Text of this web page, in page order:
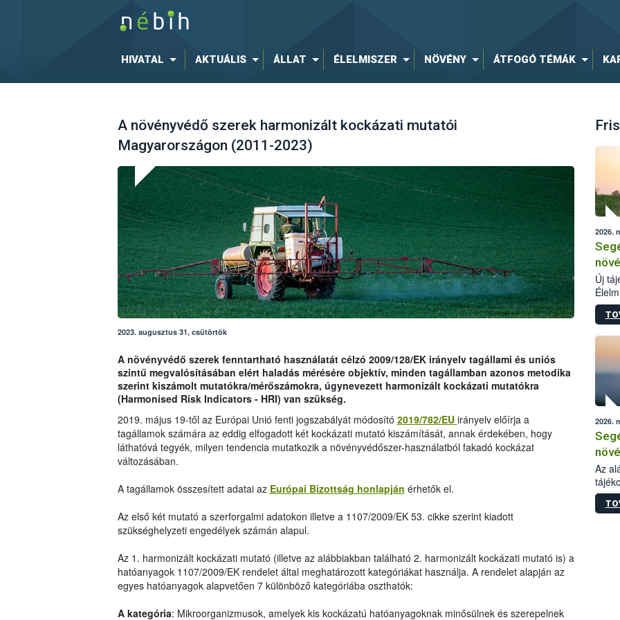
HIVATAL AKTUÁLIS ÁLLAT ÉLELMISZER NÖVÉNY ÁTFOGÓ TÉMÁK
A növényvédő szerek harmonizált kockázati mutatói
Magyarországon (2011-2023)
2023. augusztus 31, csütörtök
A növényvédő szerek fenntartható használatát célzó 2009/128/EK irányelv tagállami és uniós
szintű megvalósításában elért haladás mérésére objektív, minden tagállamban azonos metodika
szerint kiszámolt mutatókra/mérőszámokra, úgynevezett harmonizált kockázati mutatókra
(Harmonised Risk Indicators - HRI) van szükség.
2019. május 19-től az Európai Unió fenti jogszabályát módosító 2019/782/EU irányelv előírja a
tagállamok számára az eddig elfogadott két kockázati mutató kiszámítását, annak érdekében, hogy
láthatóvá tegyék, milyen tendencia mutatkozik a növényvédőszer-használatból fakadó kockázat
változásában.
A tagállamok összesített adatai az Európai Bizottság honlapján érhetők el.
Az első két mutató a szerforgalmi adatokon illetve a 1107/2009/EK 53. cikke szerint kiadott
szükséghelyzeti engedélyek számán alapul.
Az 1. harmonizált kockázati mutató (illetve az alábbiakban található 2. harmonizált kockázati mutató is) a
hatóanyagok 1107/2009/EK rendelet által meghatározott kategóriákat használja. A rendelet alapján az
egyes hatóanyagok alapvetően 7 különböző kategóriába oszthatók:
A kategória: Mikroorganizmusok, amelyek kis kockázatú hatóanyagoknak minősülnek és szerepelnek
2026.
Új
2026.
Az